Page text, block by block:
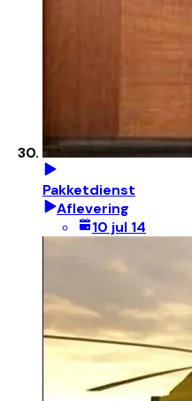
Pakketdienst
Aflevering
10 jul 14